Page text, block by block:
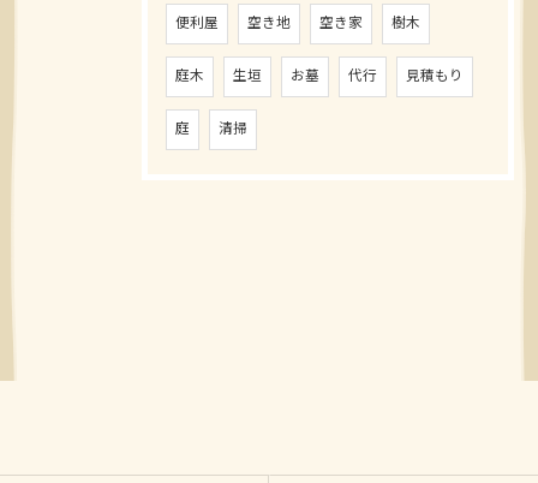
便利屋 空き地 空き家 樹木
庭木 生垣 お墓 代行 見積もり
庭 清掃